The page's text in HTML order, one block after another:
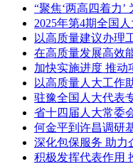
“聚焦‘两高四着力’
2025年第4期全国
以高质量建议办理
在高质量发展高效
加快实施进度 推动
以高质量人大工作
驻豫全国人大代表
省十四届人大常委
何金平到许昌调研
深化包保服务 助力
积极发挥代表作用